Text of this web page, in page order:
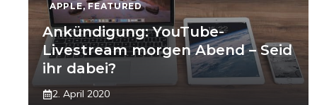
APPLE,FEATURED
Ankündigung: YouTube-
Livestream morgen Abend – Seid
ihr dabei?
2. April 2020